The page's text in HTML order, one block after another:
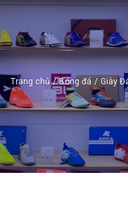
Trang chủ / Bóng đá / Giày